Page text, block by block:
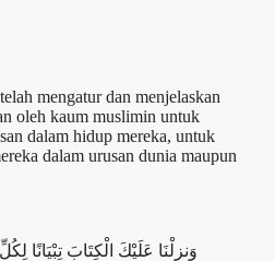
mengatur dan menjelaskan
oleh kaum muslimin untuk
dalam hidup mereka, untuk
dalam urusan dunia maupun